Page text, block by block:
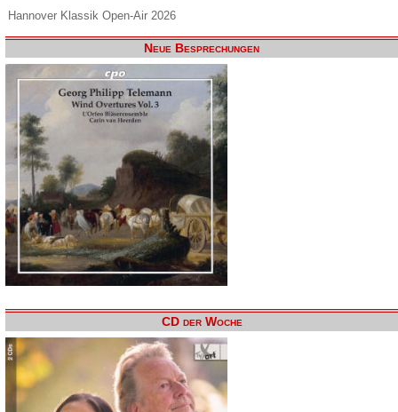
Hannover Klassik Open-Air 2026
Neue Besprechungen
CD der Woche